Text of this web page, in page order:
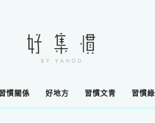
慣關係 好地方 習慣文青 習慣綠